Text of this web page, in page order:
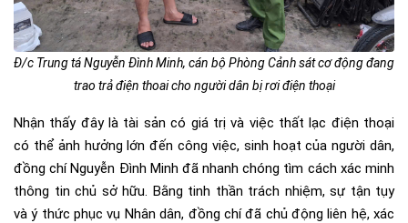
Đ/c Trung tá Nguyễn Đình Minh, cán bộ Phòng Cảnh sát cơ động đang
trao trả điện thoai cho người dân bị rơi điện thoại
Nhận thấy đây là tài sản có giá trị và việc thất lạc điện thoại
có thể ảnh hưởng lớn đến công việc, sinh hoạt của người dân,
đồng chí Nguyễn Đình Minh đã nhanh chóng tìm cách xác minh
thông tin chủ sở hữu. Bằng tinh thần trách nhiệm, sự tận tụy
và ý thức phục vụ Nhân dân, đồng chí đã chủ động liên hệ, xác